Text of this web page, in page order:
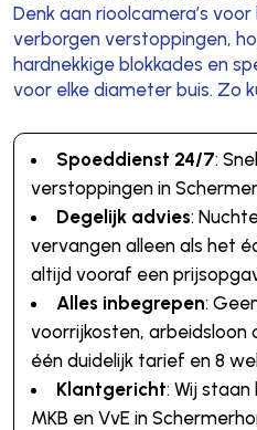
Denk aan rioolcamera’s
verborgen verstoppingen,
hardnekkige blokkades en
voor elke diameter buis. Zo
Spoeddienst 24/7:
verstoppingen in
Degelijk advies:
vervangen alleen als het
altijd vooraf een
Alles inbegrepen:
voorrijkosten, arbeidsloon
één duidelijk tarief en 8
Klantgericht: Wij staan
MKB en VvE in